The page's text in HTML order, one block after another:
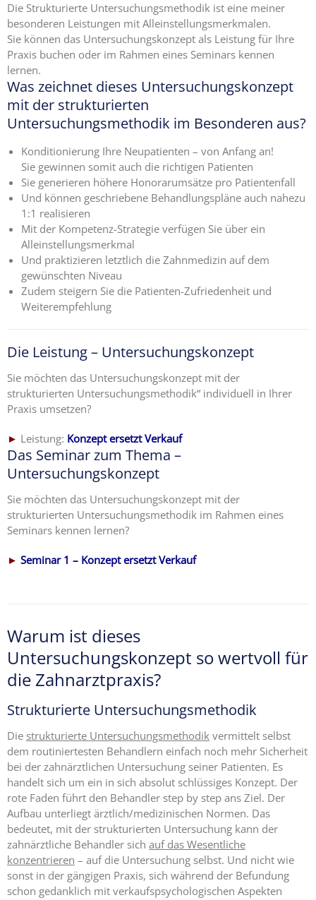
Die Strukturierte Untersuchungsmethodik ist eine meiner
besonderen Leistungen mit Alleinstellungsmerkmalen.
Sie können das Untersuchungskonzept als Leistung für Ihre
Praxis buchen oder im Rahmen eines Seminars kennen
lernen.
Was zeichnet dieses Untersuchungskonzept
mit der strukturierten
Untersuchungsmethodik im Besonderen aus?
Konditionierung Ihre Neupatienten – von Anfang an!
Sie gewinnen somit auch die richtigen Patienten
Sie generieren höhere Honorarumsätze pro Patientenfall
Und können geschriebene Behandlungspläne auch nahezu
1:1 realisieren
Mit der Kompetenz-Strategie verfügen Sie über ein
Alleinstellungsmerkmal
Und praktizieren letztlich die Zahnmedizin auf dem
gewünschten Niveau
Zudem steigern Sie die Patienten-Zufriedenheit und
Weiterempfehlung
Die Leistung – Untersuchungskonzept
Sie möchten das Untersuchungskonzept mit der
strukturierten Untersuchungsmethodik“ individuell in Ihrer
Praxis umsetzen?
► Leistung: Konzept ersetzt Verkauf
Das Seminar zum Thema –
Untersuchungskonzept
Sie möchten das Untersuchungskonzept mit der
strukturierten Untersuchungsmethodik im Rahmen eines
Seminars kennen lernen?
► Seminar 1 – Konzept ersetzt Verkauf
Warum ist dieses
Untersuchungskonzept so wertvoll für
die Zahnarztpraxis?
Strukturierte Untersuchungsmethodik
Die strukturierte Untersuchungsmethodik vermittelt selbst
dem routiniertesten Behandlern einfach noch mehr Sicherheit
bei der zahnärztlichen Untersuchung seiner Patienten. Es
handelt sich um ein in sich absolut schlüssiges Konzept. Der
rote Faden führt den Behandler step by step ans Ziel. Der
Aufbau unterliegt ärztlich/medizinischen Normen. Das
bedeutet, mit der strukturierten Untersuchung kann der
zahnärztliche Behandler sich auf das Wesentliche
konzentrieren – auf die Untersuchung selbst. Und nicht wie
sonst in der gängigen Praxis, sich während der Befundung
schon gedanklich mit verkaufspsychologischen Aspekten